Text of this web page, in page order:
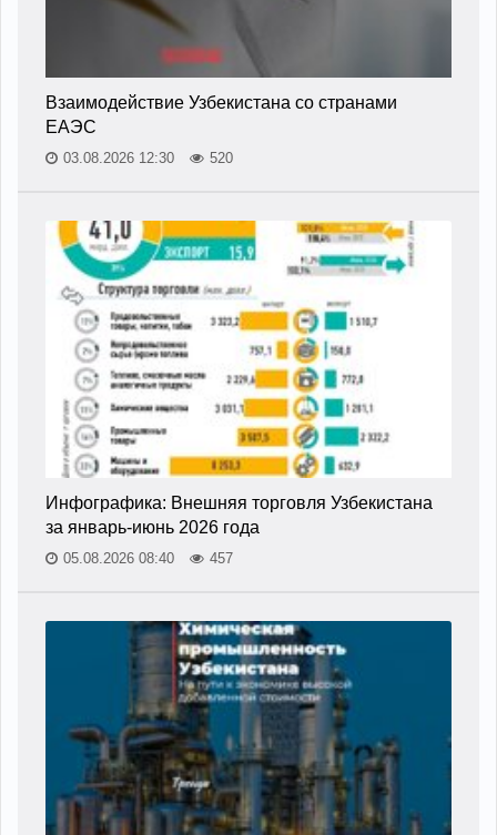
Взаимодействие Узбекистана со странами
ЕАЭС
03.08.2026 12:30 520
Инфографика: Внешняя торговля Узбекистана
за январь-июнь 2026 года
05.08.2026 08:40 457